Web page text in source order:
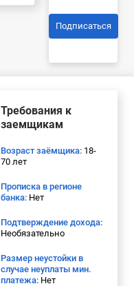
Подписаться
Требования к
заемщикам
Возраст заёмщика: 18-
70 лет
Прописка в регионе
банка: Нет
Подтверждение дохода:
Необязательно
Размер неустойки в
случае неуплаты мин.
платежа: Нет